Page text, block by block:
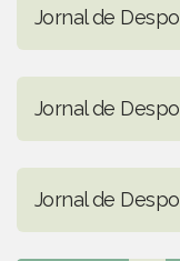
Jornal de
Jornal de
Jornal de